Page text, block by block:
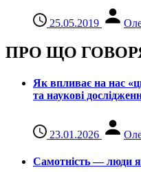
25.05.2019
ПРО ЩО
Як впливає на нас
та наукові
23.01.2026
Самотність — люди